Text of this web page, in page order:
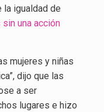
la igualdad de
una acción
mujeres y niñas
dijo que las
a ser
lugares e hizo